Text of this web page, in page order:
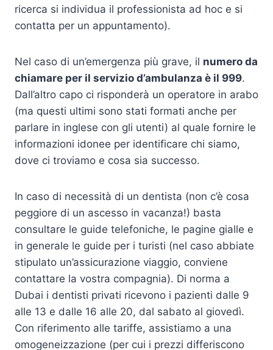
ricerca si individua il professionista ad hoc e si
contatta per un appuntamento).
Nel caso di un’emergenza più grave, il numero da
chiamare per il servizio d’ambulanza è il 999.
Dall’altro capo ci risponderà un operatore in arabo
(ma questi ultimi sono stati formati anche per
parlare in inglese con gli utenti) al quale fornire le
informazioni idonee per identificare chi siamo,
dove ci troviamo e cosa sia successo.
In caso di necessità di un dentista (non c’è cosa
peggiore di un ascesso in vacanza!) basta
consultare le guide telefoniche, le pagine gialle e
in generale le guide per i turisti (nel caso abbiate
stipulato un’assicurazione viaggio, conviene
contattare la vostra compagnia). Di norma a
Dubai i dentisti privati ricevono i pazienti dalle 9
alle 13 e dalle 16 alle 20, dal sabato al giovedì.
Con riferimento alle tariffe, assistiamo a una
omogeneizzazione (per cui i prezzi differiscono